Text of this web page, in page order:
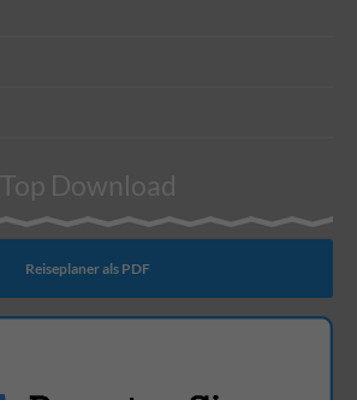
Top Download
Reiseplaner als PDF